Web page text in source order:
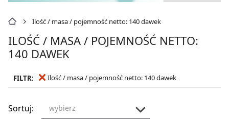
Ilość / masa / pojemność netto: 140 dawek
ILOŚĆ / MASA / POJEMNOŚĆ NETTO:
140 DAWEK
FILTR: Ilość / masa / pojemność netto: 140 dawek
Sortuj: wybierz